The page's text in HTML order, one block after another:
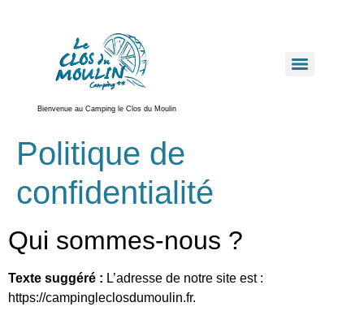
Bienvenue au Camping le Clos du Moulin
Politique de
confidentialité
Qui sommes-nous ?
Texte suggéré : L’adresse de notre site est :
https://campingleclosdumoulin.fr.